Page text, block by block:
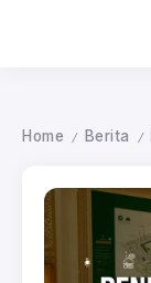
Home / Berita /